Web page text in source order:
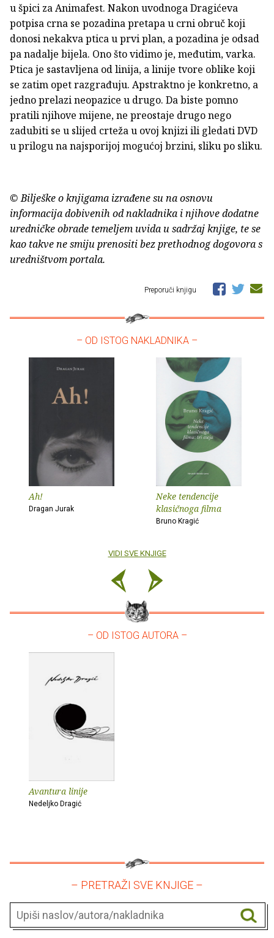
u špici za Animafest. Nakon uvodnoga Dragićeva
potpisa crna se pozadina pretapa u crni obruč koji
donosi nekakva ptica u prvi plan, a pozadina je odsad
pa nadalje bijela. Ono što vidimo je, međutim, varka.
Ptica je sastavljena od linija, a linije tvore oblike koji
se zatim opet razgrađuju. Apstraktno je konkretno, a
jedno prelazi neopazice u drugo. Da biste pomno
pratili njihove mijene, ne preostaje drugo nego
zadubiti se u slijed crteža u ovoj knjizi ili gledati DVD
u prilogu na najsporijoj mogućoj brzini, sliku po sliku.
© Bilješke o knjigama izrađene su na osnovu
informacija dobivenih od nakladnika i njihove dodatne
uredničke obrade temeljem uvida u sadržaj knjige, te se
kao takve ne smiju prenositi bez prethodnog dogovora s
uredništvom portala.
Preporuči knjigu
– OD ISTOG NAKLADNIKA –
Ah!
Dragan Jurak
Neke tendencije
klasičnoga filma
Bruno Kragić
VIDI SVE KNJIGE
– OD ISTOG AUTORA –
Avantura linije
Nedeljko Dragić
– PRETRAŽI SVE KNJIGE –